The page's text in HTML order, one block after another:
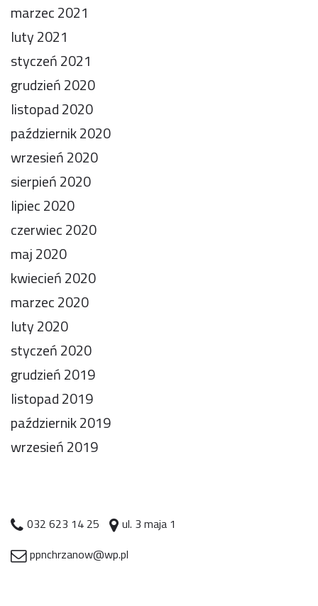
marzec 2021
luty 2021
styczeń 2021
grudzień 2020
listopad 2020
październik 2020
wrzesień 2020
sierpień 2020
lipiec 2020
czerwiec 2020
maj 2020
kwiecień 2020
marzec 2020
luty 2020
styczeń 2020
grudzień 2019
listopad 2019
październik 2019
wrzesień 2019
032 623 14 25
ul. 3 maja 1
ppnchrzanow@wp.pl